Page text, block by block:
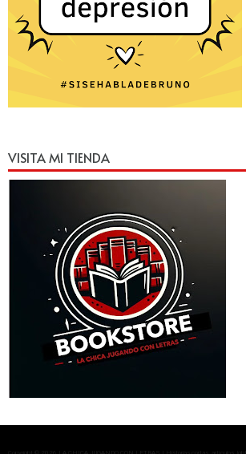
VISITA MI TIENDA
Copyright © 2026 LA CHICA JUGANDO CON LETRAS | Historias cortas, artículos,